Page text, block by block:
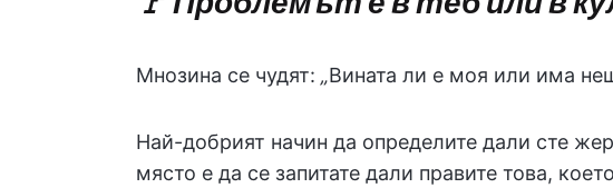
Мнозина се чудят: „Вината ли е моя или има
Най-добрият начин да определите дали сте
място е да се запитате дали правите това,